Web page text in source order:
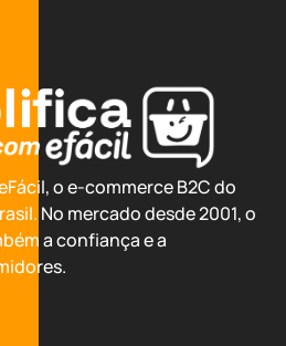
o e-commerce B2C do
No mercado desde 2001, o
a confiança e a